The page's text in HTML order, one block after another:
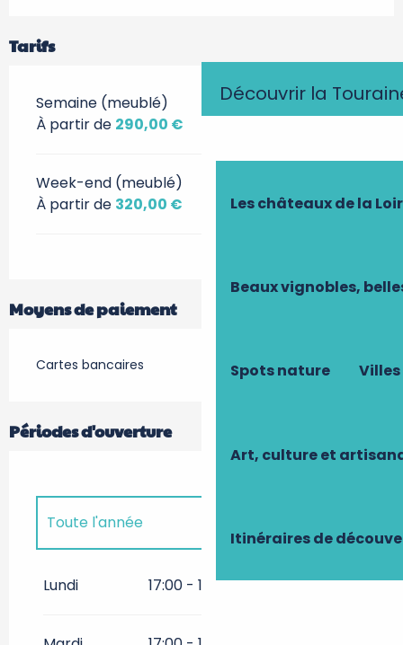
Découvrir la
Les châteaux de la
Beaux vignobles,
Spots nature
Art, culture et
Itinéraires de
Tarifs
Semaine (meublé)
À partir de 290,00 €
Week-end (meublé)
À partir de 320,00 €
Moyens de paiement
Cartes bancaires
Périodes d'ouverture
Toute l'année
Toute l'année 2027
Lundi 17:00 - 11:00